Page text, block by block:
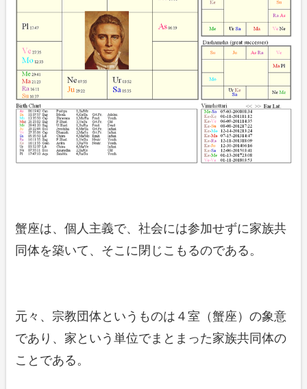
蟹座は、個人主義で、社会には参加せずに家族共
同体を築いて、そこに閉じこもるのである。
元々、宗教団体というものは４室（蟹座）の象意
であり、家という単位でまとまった家族共同体の
ことである。